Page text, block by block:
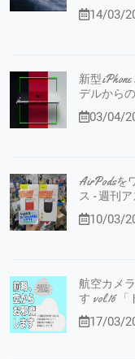
14/03/
新型
デルから
03/04/
AirPodsを
ス - 週刊
10/03/
航空カメ
す vol.16
17/03/